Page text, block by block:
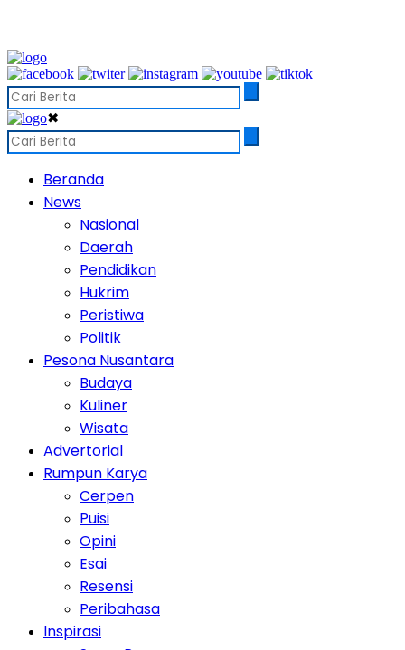
✖
Beranda
News
Nasional
Daerah
Pendidikan
Hukrim
Peristiwa
Politik
Pesona Nusantara
Budaya
Kuliner
Wisata
Advertorial
Rumpun Karya
Cerpen
Puisi
Opini
Esai
Resensi
Peribahasa
Inspirasi